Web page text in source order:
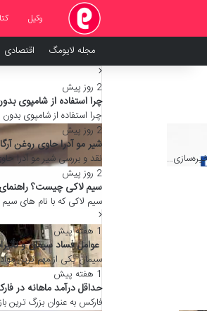
وکیل
مجله لایومگ اقتصادی
2 روز پیش
چرا استفاده از شامپوی
چرا استفاده از شامپوی
2 روز پیش
شیر مو آدرا حاوی روغن
نقد و بررسی شیر مو آدرا
2 روز پیش
سیم لاکی چیست؟
سیم لاکی که با نام های
عوامل فساد سیمان و تأثیرات آن بر
سیمان یکی از مهم ترین مواد در صنعت
حداقل درآمد ماهانه در فارکس برای
فارکس به عنوان بزرگ ترین بازار مالی